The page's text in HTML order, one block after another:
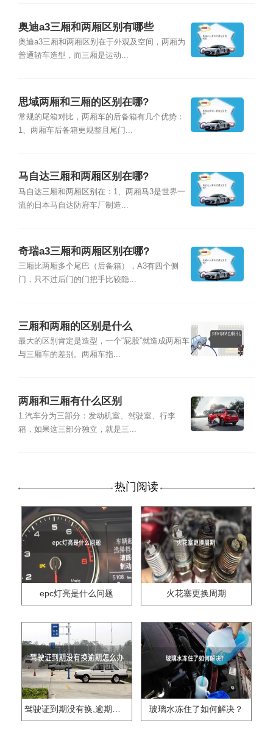
奥迪a3三厢和两厢区别有哪些
奥迪a3三厢和两厢区别在于外观及空间，两厢为
普通轿车造型，而三厢是运动...
思域两厢和三厢的区别在哪?
常规的尾箱对比，两厢车的后备箱有几个优势：
1、两厢车后备箱更规整且尾门...
马自达三厢和两厢区别在哪?
马自达三厢和两厢区别在：1、两厢马3是世界一
流的日本马自达防府车厂制造...
奇瑞a3三厢和两厢区别在哪?
三厢比两厢多个尾巴（后备箱），A3有四个侧
门，只不过后门的门把手比较隐...
三厢和两厢的区别是什么
最大的区别肯定是造型，一个“屁股”就造成两厢车
与三厢车的差别。两厢车指...
两厢和三厢有什么区别
1.汽车分为三部分：发动机室、驾驶室、行李
箱，如果这三部分独立，就是三...
热门阅读
epc灯亮是什么问题 火花塞更换周期
驾驶证到期没有换,逾期怎么办?? 玻璃水冻住了如何解决？